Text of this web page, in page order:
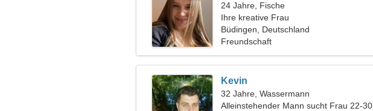
24 Jahre, Fische
Ihre kreative Frau
Büdingen, Deutschland
Freundschaft
Kevin
32 Jahre, Wassermann
Alleinstehender Mann sucht Frau 22-30